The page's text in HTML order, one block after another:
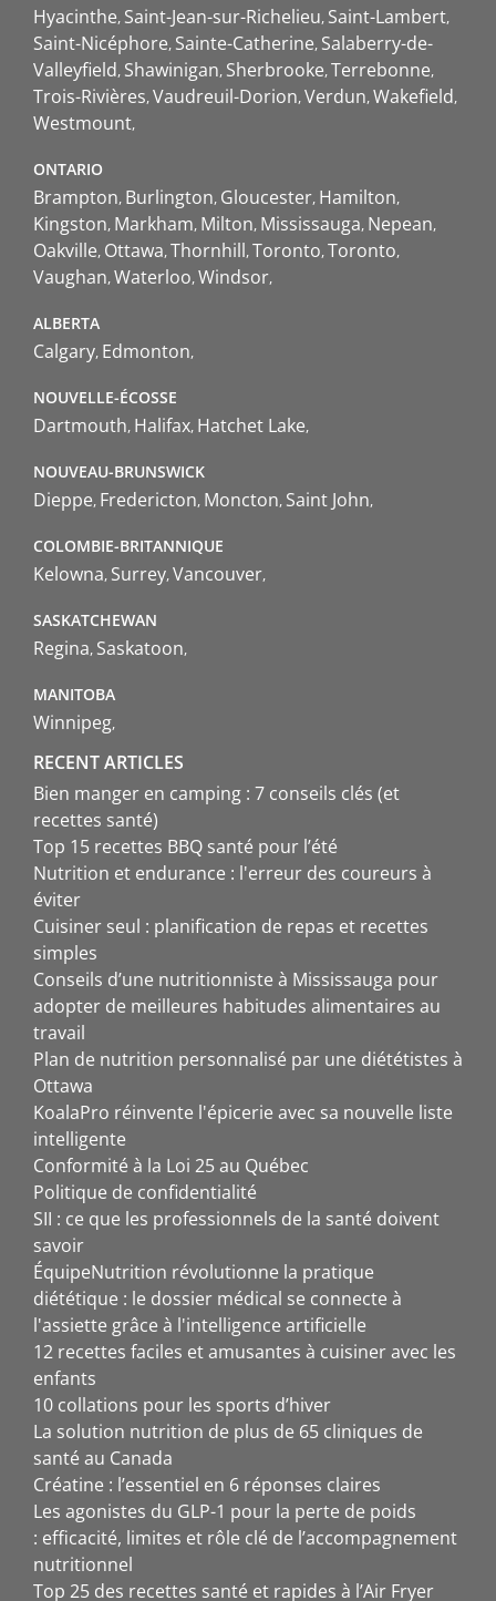
Hyacinthe Saint-Jean-sur-Richelieu Saint-Lambert
Saint-Nicéphore Sainte-Catherine Salaberry-de-
Valleyfield Shawinigan Sherbrooke Terrebonne
Trois-Rivières Vaudreuil-Dorion Verdun Wakefield
Westmount
ONTARIO
Brampton Burlington Gloucester Hamilton
Kingston Markham Milton Mississauga Nepean
Oakville Ottawa Thornhill Toronto Toronto
Vaughan Waterloo Windsor
ALBERTA
Calgary Edmonton
NOUVELLE-ÉCOSSE
Dartmouth Halifax Hatchet Lake
NOUVEAU-BRUNSWICK
Dieppe Fredericton Moncton Saint John
COLOMBIE-BRITANNIQUE
Kelowna Surrey Vancouver
SASKATCHEWAN
Regina Saskatoon
MANITOBA
Winnipeg
RECENT ARTICLES
Bien manger en camping : 7 conseils clés (et
recettes santé)
Top 15 recettes BBQ santé pour l’été
Nutrition et endurance : l'erreur des coureurs à
éviter
Cuisiner seul : planification de repas et recettes
simples
Conseils d’une nutritionniste à Mississauga pour
adopter de meilleures habitudes alimentaires au
travail
Plan de nutrition personnalisé par une diététistes à
Ottawa
KoalaPro réinvente l'épicerie avec sa nouvelle liste
intelligente
Conformité à la Loi 25 au Québec
Politique de confidentialité
SII : ce que les professionnels de la santé doivent
savoir
ÉquipeNutrition révolutionne la pratique
diététique : le dossier médical se connecte à
l'assiette grâce à l'intelligence artificielle
12 recettes faciles et amusantes à cuisiner avec les
enfants
10 collations pour les sports d’hiver
La solution nutrition de plus de 65 cliniques de
santé au Canada
Créatine : l’essentiel en 6 réponses claires
Les agonistes du GLP-1 pour la perte de poids
: efficacité, limites et rôle clé de l’accompagnement
nutritionnel
Top 25 des recettes santé et rapides à l’Air Fryer